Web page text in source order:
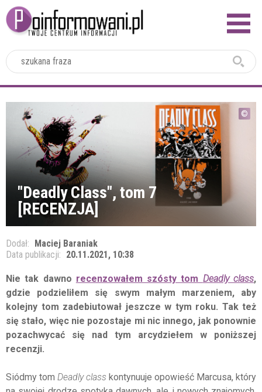
"Deadly Class", tom 7
[RECENZJA]
Dodał: Maciej Baraniak
Data publikacji: 20.11.2021, 10:38
Nie tak dawno recenzowałem szósty tom Deadly class,
gdzie podzieliłem się swym małym marzeniem, aby
kolejny tom zadebiutował jeszcze w tym roku. Tak też
się stało, więc nie pozostaje mi nic innego, jak ponownie
pozachwycać się nad tym arcydziełem w poniższej
recenzji.
Siódmy tom Deadly class kontynuuje opowieść Marcusa, który